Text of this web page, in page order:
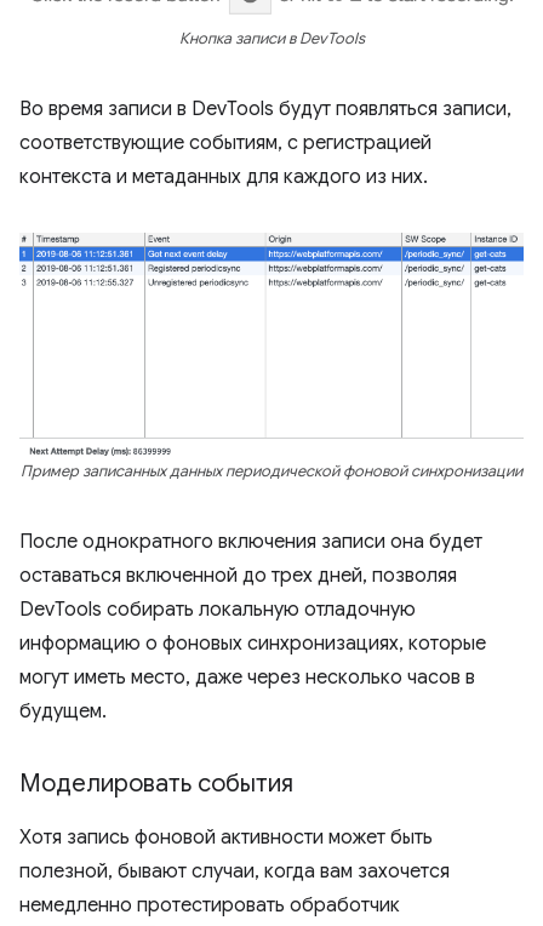
Кнопка записи в DevTools
Во время записи в DevTools будут появляться записи,
соответствующие событиям, с регистрацией
контекста и метаданных для каждого из них.
Пример записанных данных периодической фоновой синхронизации
После однократного включения записи она будет
оставаться включенной до трех дней, позволяя
DevTools собирать локальную отладочную
информацию о фоновых синхронизациях, которые
могут иметь место, даже через несколько часов в
будущем.
Моделировать события
Хотя запись фоновой активности может быть
полезной, бывают случаи, когда вам захочется
немедленно протестировать обработчик